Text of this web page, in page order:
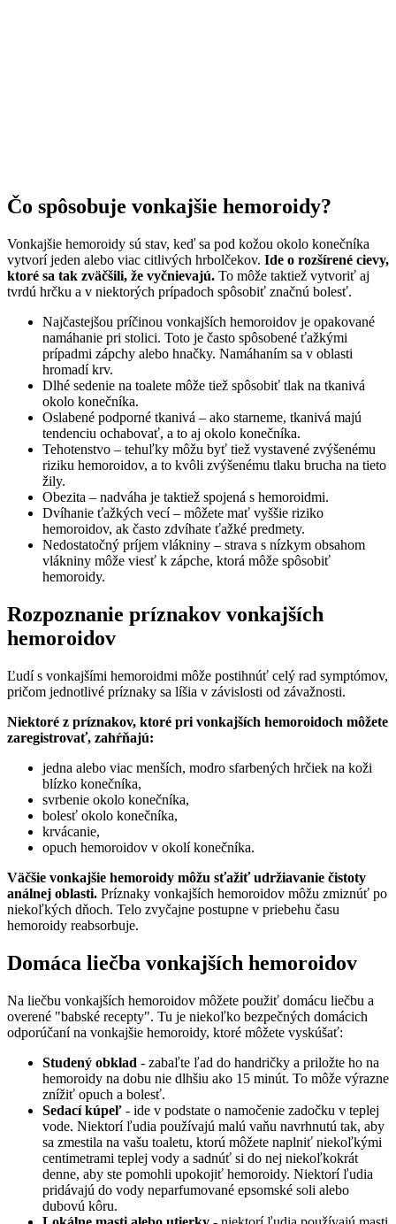
Čo spôsobuje vonkajšie hemoroidy?
Vonkajšie hemoroidy sú stav, keď sa pod kožou okolo konečníka
vytvorí jeden alebo viac citlivých hrbolčekov. Ide o rozšírené cievy,
ktoré sa tak zväčšili, že vyčnievajú. To môže taktiež vytvoriť aj
tvrdú hrčku a v niektorých prípadoch spôsobiť značnú bolesť.
Najčastejšou príčinou vonkajších hemoroidov je opakované
namáhanie pri stolici. Toto je často spôsobené ťažkými
prípadmi zápchy alebo hnačky. Namáhaním sa v oblasti
hromadí krv.
Dlhé sedenie na toalete môže tiež spôsobiť tlak na tkanivá
okolo konečníka.
Oslabené podporné tkanivá – ako starneme, tkanivá majú
tendenciu ochabovať, a to aj okolo konečníka.
Tehotenstvo – tehuľky môžu byť tiež vystavené zvýšenému
riziku hemoroidov, a to kvôli zvýšenému tlaku brucha na tieto
žily.
Obezita – nadváha je taktiež spojená s hemoroidmi.
Dvíhanie ťažkých vecí – môžete mať vyššie riziko
hemoroidov, ak často zdvíhate ťažké predmety.
Nedostatočný príjem vlákniny – strava s nízkym obsahom
vlákniny môže viesť k zápche, ktorá môže spôsobiť
hemoroidy.
Rozpoznanie príznakov vonkajších
hemoroidov
Ľudí s vonkajšími hemoroidmi môže postihnúť celý rad symptómov,
pričom jednotlivé príznaky sa líšia v závislosti od závažnosti.
Niektoré z príznakov, ktoré pri vonkajších hemoroidoch môžete
zaregistrovať, zahŕňajú:
jedna alebo viac menších, modro sfarbených hrčiek na koži
blízko konečníka,
svrbenie okolo konečníka,
bolesť okolo konečníka,
krvácanie,
opuch hemoroidov v okolí konečníka.
Väčšie vonkajšie hemoroidy môžu sťažiť udržiavanie čistoty
análnej oblasti. Príznaky vonkajších hemoroidov môžu zmiznúť po
niekoľkých dňoch. Telo zvyčajne postupne v priebehu času
hemoroidy reabsorbuje.
Domáca liečba vonkajších hemoroidov
Na liečbu vonkajších hemoroidov môžete použiť domácu liečbu a
overené "babské recepty". Tu je niekoľko bezpečných domácich
odporúčaní na vonkajšie hemoroidy, ktoré môžete vyskúšať:
Studený obklad - zabaľte ľad do handričky a priložte ho na
hemoroidy na dobu nie dlhšiu ako 15 minút. To môže výrazne
znížiť opuch a bolesť.
Sedací kúpeľ - ide v podstate o namočenie zadočku v teplej
vode. Niektorí ľudia používajú malú vaňu navrhnutú tak, aby
sa zmestila na vašu toaletu, ktorú môžete naplniť niekoľkými
centimetrami teplej vody a sadnúť si do nej niekoľkokrát
denne, aby ste pomohli upokojiť hemoroidy. Niektorí ľudia
pridávajú do vody neparfumované epsomské soli alebo
dubovú kôru.